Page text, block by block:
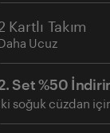
Kartlı Takım
Ucuz
Set %50
soğuk cüzdan